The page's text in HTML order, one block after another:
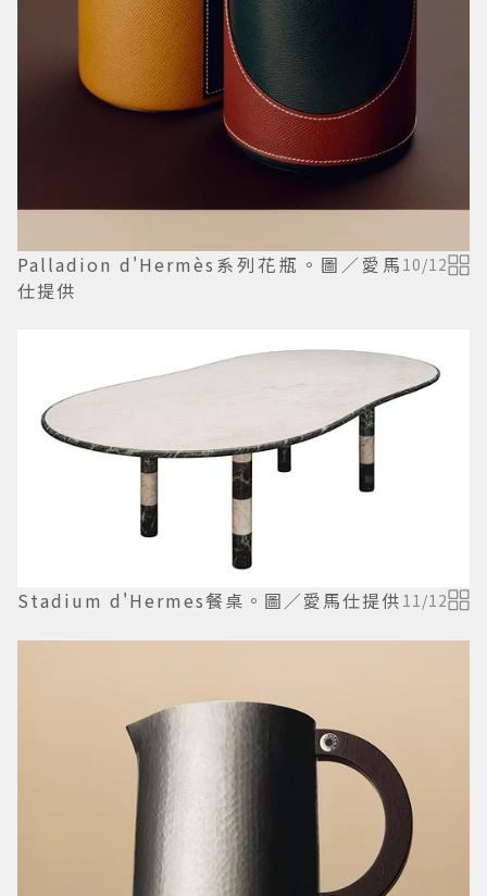
Palladion d'Hermès系列花瓶。圖／愛馬
仕提供
10/12
Stadium d'Hermes餐桌。圖／愛馬仕提供 11 /12